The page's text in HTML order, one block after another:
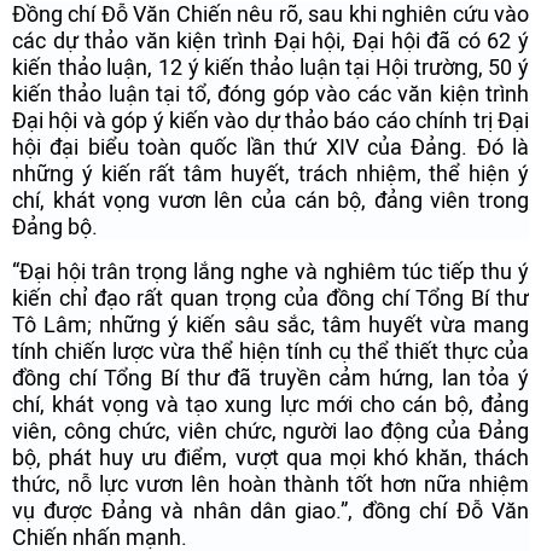
Đồng chí Đỗ Văn Chiến nêu rõ, sau khi nghiên cứu vào
các dự thảo văn kiện trình Đại hội, Đại hội đã có 62 ý
kiến thảo luận, 12 ý kiến thảo luận tại Hội trường, 50 ý
kiến thảo luận tại tổ, đóng góp vào các văn kiện trình
Đại hội và góp ý kiến vào dự thảo báo cáo chính trị Đại
hội đại biểu toàn quốc lần thứ XIV của Đảng. Đó là
những ý kiến rất tâm huyết, trách nhiệm, thể hiện ý
chí, khát vọng vươn lên của cán bộ, đảng viên trong
Đảng bộ.
“Đại hội trân trọng lắng nghe và nghiêm túc tiếp thu ý
kiến chỉ đạo rất quan trọng của đồng chí Tổng Bí thư
Tô Lâm; những ý kiến sâu sắc, tâm huyết vừa mang
tính chiến lược vừa thể hiện tính cụ thể thiết thực của
đồng chí Tổng Bí thư đã truyền cảm hứng, lan tỏa ý
chí, khát vọng và tạo xung lực mới cho cán bộ, đảng
viên, công chức, viên chức, người lao động của Đảng
bộ, phát huy ưu điểm, vượt qua mọi khó khăn, thách
thức, nỗ lực vươn lên hoàn thành tốt hơn nữa nhiệm
vụ được Đảng và nhân dân giao.”, đồng chí Đỗ Văn
Chiến nhấn mạnh.